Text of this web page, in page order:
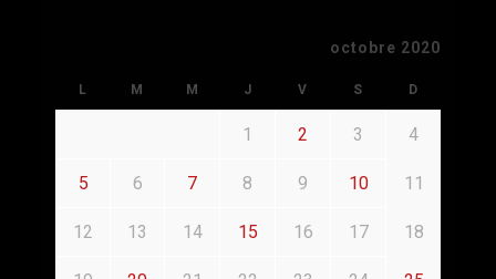
octobre 2020
L M M J V S D
1 2 3 4
5 6 7 8 9 10 11
12 13 14 15 16 17 18